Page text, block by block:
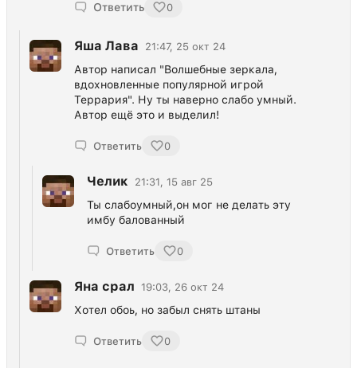
Ответить 0
Яша Лава 21:47, 25 окт 24
Автор написал "Волшебные зеркала,
вдохновленные популярной игрой
Террария". Ну ты наверно слабо умный.
Автор ещё это и выделил!
Ответить 0
Челик 21:31, 15 авг 25
Ты слабоумный,он мог не делать эту
имбу балованный
Ответить 0
Яна срал 19:03, 26 окт 24
Хотел обоь, но забыл снять штаны
Ответить 0